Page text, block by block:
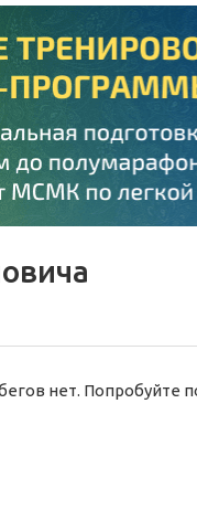
нет. Попробуйте